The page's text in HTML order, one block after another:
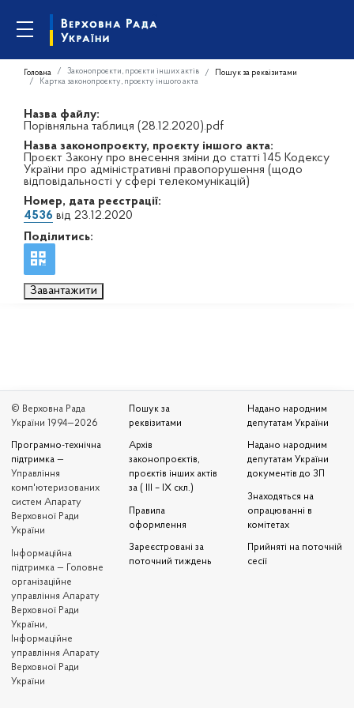
Головна Законопроєкти, проєкти інших актів
Пошук за реквізитами
Картка законопроєкту, проєкту іншого акта
Назва файлу:
Порівняльна таблиця (28.12.2020).pdf
Назва законопроєкту, проєкту іншого акта:
Проєкт Закону про внесення зміни до статті 145 Кодексу
України про адміністративні правопорушення (щодо
відповідальності у сфері телекомунікацій)
Номер, дата реєстрації:
4536 від 23.12.2020
Поділитись:
Завантажити
© Верховна Рада
України 1994—2026
Програмно-технічна
підтримка —
Управління
комп'ютеризованих
систем Апарату
Верховної Ради
України
Iнформаційна
підтримка — Головне
організаційне
управління Апарату
Верховної Ради
України,
Інформаційне
управління Апарату
Верховної Ради
України
Пошук за
реквізитами
Архів
законопроєктів,
проєктів інших актів
за ( III – IX скл.)
Правила
оформлення
Зареєстровані за
поточний тиждень
Надано народним
депутатам України
Надано народним
депутатам України
документів до ЗП
Знаходяться на
опрацюванні в
комітетах
Прийняті на поточній
сесії